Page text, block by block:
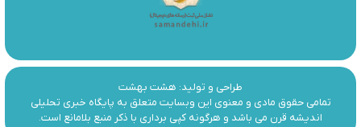
تمامی حقوق مادی و معنوی این وبسایت متعلق به پایگاه خبری تحلیلی
اندیشه قرن می باشد و هرگونه کپی برداری با ذکر منبع بلامانع است.
طراحی و تولید: هشت بهشت